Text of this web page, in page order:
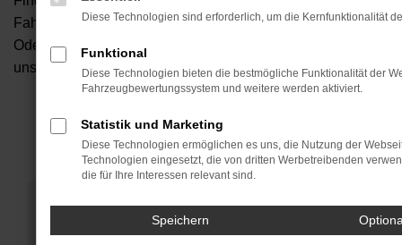
Fahrzeuge an, die bei uns auf dem Hof stehen. Dann
Oder Sie klicken auf den Button Autobörse und Sie haben
unserem Händlernetzwerk. Diese Fahrzeuge können wir
Fehler: Network Error
Beim Laden ist ein Fehler aufgetreten.
Diese Technologien sind erforderlich, um die Kernfunktionalität
Funktional
Diese Technologien bieten die bestmögliche Funktionalität der
Fahrzeugbewertungssystem und weitere werden aktiviert.
Statistik und Marketing
Diese Technologien ermöglichen es uns, die Nutzung der
Technologien eingesetzt, die von dritten Werbetreibenden
die für Ihre Interessen relevant sind.
Speichern